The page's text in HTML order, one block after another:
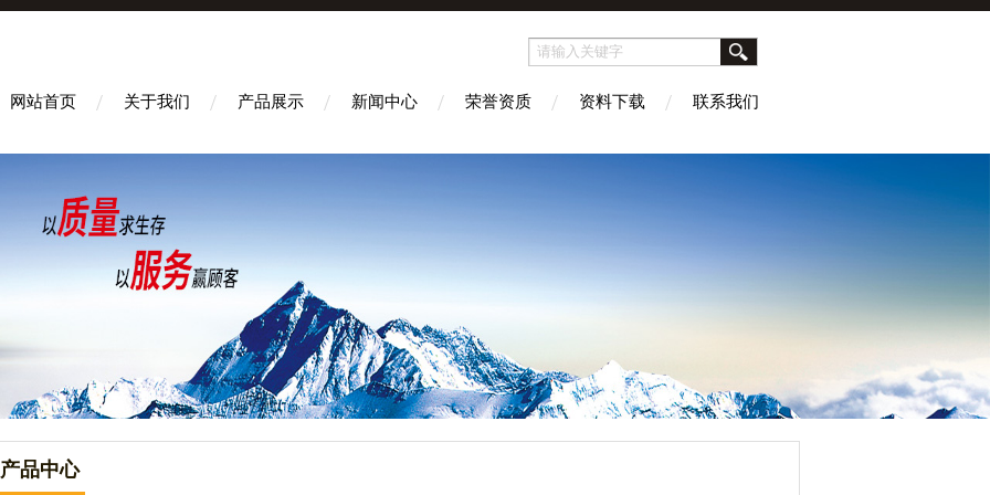
网站首页 关于我们 产品展示 新闻中心 荣誉资质 资料下载 联系我们
产品中心